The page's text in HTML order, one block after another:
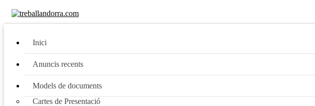
Inici
Anuncis recents
Models de documents
Cartes de Presentació